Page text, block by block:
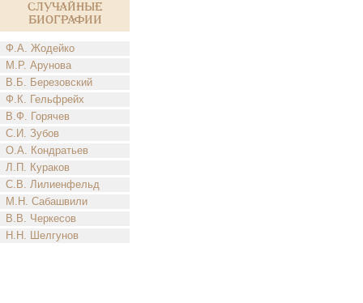
Случайные
биографии
Ф.А. Жодейко
М.Р. Арунова
В.Б. Березовский
Ф.К. Гельфрейх
В.Ф. Горячев
С.И. Зубов
О.А. Кондратьев
Л.П. Кураков
С.В. Лилиенфельд
М.Н. Сабашвили
В.В. Черкесов
Н.Н. Шелгунов